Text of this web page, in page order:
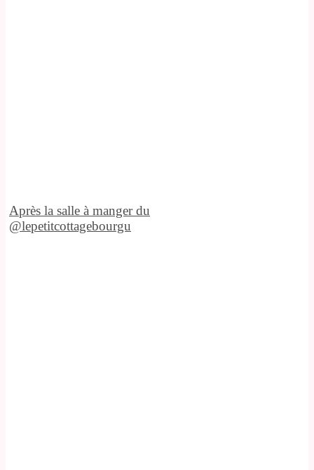
Après la salle à manger du
@lepetitcottagebourgu